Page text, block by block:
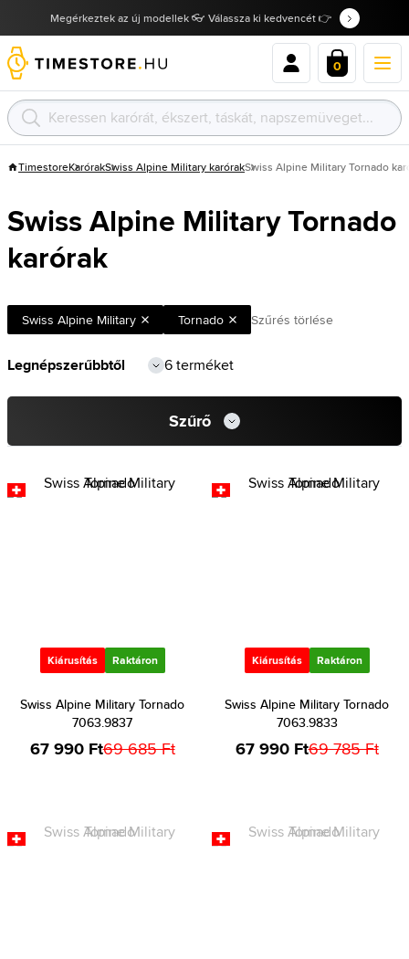
Megérkeztek az új modellek 👓 Válassza ki kedvencét 👉
0
TimestoreKarórakSwiss Alpine Military karórakSwiss Alpine Military Tornado
Swiss Alpine Military Tornado
karórak
Swiss Alpine Military Tornado Szűrés törlése
6 terméket
Szűrő
Kiárusítás Raktáron
Swiss Alpine Military Tornado
7063.9837
67 990 Ft69 685 Ft
Kiárusítás Raktáron
Swiss Alpine Military Tornado
7063.9833
67 990 Ft69 785 Ft